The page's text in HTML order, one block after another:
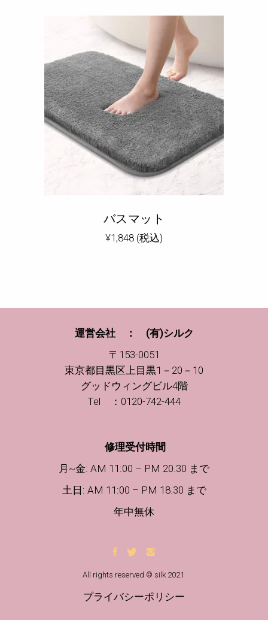
バスマット
¥1,848 (税込)
運営会社 ： (有)シルク
〒153-0051
東京都目黒区上目黒1－20－10
グッドウィングビル4階
Tel ：0120-742-444
修理受付時間
月~金: AM 11:00 – PM 20.30 まで
土日 : AM 11:00 – PM 18.30 まで
年中無休
All rights reserved © silk 2021
プライバシーポリシー